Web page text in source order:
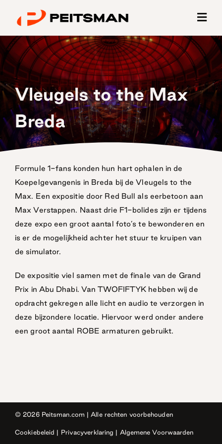
inhoud
Vleugels to the Max
Breda
Formule 1-fans konden hun hart ophalen in de
Koepelgevangenis in Breda bij de Vleugels to the
Max. Een expositie door Red Bull als eerbetoon aan
Max Verstappen. Naast drie F1-bolides zijn er tijdens
deze expo een groot aantal foto’s te bewonderen en
is er de mogelijkheid achter het stuur te kruipen van
de simulator.
De expositie viel samen met de finale van de Grand
Prix in Abu Dhabi. Van TWOFIFTYK hebben wij de
opdracht gekregen alle licht en audio te verzorgen in
deze bijzondere locatie. Hiervoor werd onder andere
een groot aantal ROBE armaturen gebruikt.
© 2026 Peitsman.com | Alle rechten voorbehouden
Cookiebeleid | Privacyverklaring | Algemene Voorwaarden